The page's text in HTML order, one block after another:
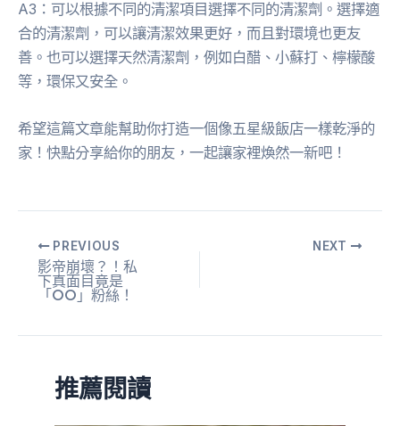
A3：可以根據不同的清潔項目選擇不同的清潔劑。選擇適
合的清潔劑，可以讓清潔效果更好，而且對環境也更友
善。也可以選擇天然清潔劑，例如白醋、小蘇打、檸檬酸
等，環保又安全。
希望這篇文章能幫助你打造一個像五星級飯店一樣乾淨的
家！快點分享給你的朋友，一起讓家裡煥然一新吧！
PREVIOUS
影帝崩壞？！私
下真面目竟是
「OO」粉絲！
NEXT
推薦閱讀